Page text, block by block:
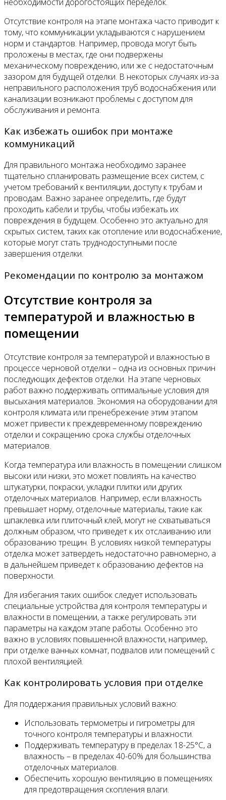
Отсутствие контроля на этапе монтажа часто приводит к
тому, что коммуникации укладываются с нарушением
норм и стандартов. Например, провода могут быть
проложены в местах, где они подвержены
механическому повреждению, или же с недостаточным
зазором для будущей отделки. В некоторых случаях из-за
неправильного расположения труб водоснабжения или
канализации возникают проблемы с доступом для
обслуживания и ремонта.
Как избежать ошибок при монтаже
коммуникаций
Для правильного монтажа необходимо заранее
тщательно спланировать размещение всех систем, с
учетом требований к вентиляции, доступу к трубам и
проводам. Важно заранее определить, где будут
проходить кабели и трубы, чтобы избежать их
повреждения в будущем. Особенно это актуально для
скрытых систем, таких как отопление или водоснабжение,
которые могут стать труднодоступными после
завершения отделки.
Рекомендации по контролю за монтажом
Отсутствие контроля за
температурой и влажностью в
помещении
Отсутствие контроля за температурой и влажностью в
процессе черновой отделки – одна из основных причин
последующих дефектов отделки. На этапе черновых
работ важно поддерживать оптимальные условия для
высыхания материалов. Экономия на оборудовании для
контроля климата или пренебрежение этим этапом
может привести к преждевременному повреждению
отделки и сокращению срока службы отделочных
материалов.
Когда температура или влажность в помещении слишком
высоки или низки, это может повлиять на качество
штукатурки, покраски, укладки плитки или других
отделочных материалов. Например, если влажность
превышает норму, отделочные материалы, такие как
шпаклевка или плиточный клей, могут не схватываться
должным образом, что приведет к их отслаиванию или
образованию трещин. В условиях низкой температуры
отделка может затвердеть недостаточно равномерно, а
в дальнейшем приведет к образованию дефектов на
поверхности.
Для избегания таких ошибок следует использовать
специальные устройства для контроля температуры и
влажности в помещении, а также регулировать эти
параметры на каждом этапе работы. Особенно это
важно в условиях повышенной влажности, например,
при отделке ванных комнат, подвалов или помещений с
плохой вентиляцией.
Как контролировать условия при отделке
Для поддержания правильных условий важно:
Использовать термометры и гигрометры для
точного контроля температуры и влажности.
Поддерживать температуру в пределах 18-25°C, а
влажность – в пределах 40-60% для большинства
отделочных материалов.
Обеспечить хорошую вентиляцию в помещениях
для предотвращения скопления влаги.